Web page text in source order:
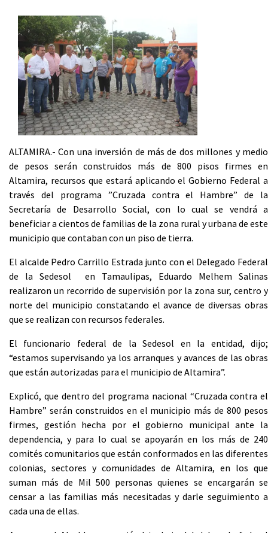
ALTAMIRA.- Con una inversión de más de dos millones y medio
de pesos serán construidos más de 800 pisos firmes en
Altamira, recursos que estará aplicando el Gobierno Federal a
través del programa ”Cruzada contra el Hambre” de la
Secretaría de Desarrollo Social, con lo cual se vendrá a
beneficiar a cientos de familias de la zona rural y urbana de este
municipio que contaban con un piso de tierra.
El alcalde Pedro Carrillo Estrada junto con el Delegado Federal
de la Sedesol en Tamaulipas, Eduardo Melhem Salinas
realizaron un recorrido de supervisión por la zona sur, centro y
norte del municipio constatando el avance de diversas obras
que se realizan con recursos federales.
El funcionario federal de la Sedesol en la entidad, dijo;
“estamos supervisando ya los arranques y avances de las obras
que están autorizadas para el municipio de Altamira”.
Explicó, que dentro del programa nacional “Cruzada contra el
Hambre” serán construidos en el municipio más de 800 pesos
firmes, gestión hecha por el gobierno municipal ante la
dependencia, y para lo cual se apoyarán en los más de 240
comités comunitarios que están conformados en las diferentes
colonias, sectores y comunidades de Altamira, en los que
suman más de Mil 500 personas quienes se encargarán se
censar a las familias más necesitadas y darle seguimiento a
cada una de ellas.